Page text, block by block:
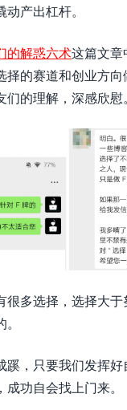
产出杠杆。
的解惑六术这篇文章
择的赛道和创业方向
的理解，深感欣慰。
很多选择，选择大
蹊，只要我们发挥好
功自会找上门来。